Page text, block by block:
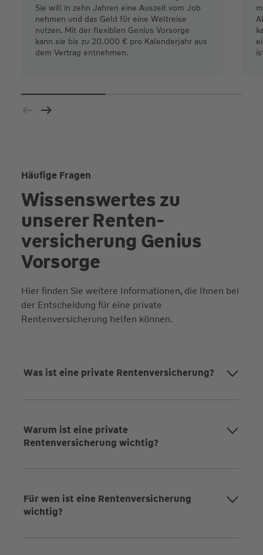
Sie will in zehn Jahren eine Auszeit vom Job
nehmen und das Geld für eine Weltreise
nutzen. Mit der flexiblen Genius Vorsorge
kann sie bis zu 20.000 € pro Kalenderjahr aus
dem Vertrag entnehmen.
Häufige Fragen
Wissenswertes zu
unserer Renten­
versicherung Genius
Vorsorge
Hier finden Sie weitere Informationen, die Ihnen bei
der Entscheidung für eine private
Rentenversicherung helfen können.
Was ist eine private Rentenversicherung?
Warum ist eine private
Rentenversicherung wichtig?
Für wen ist eine Rentenversicherung
wichtig?